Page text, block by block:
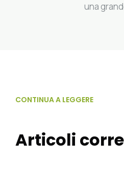
una
CONTINUA A LEGGERE
Articoli